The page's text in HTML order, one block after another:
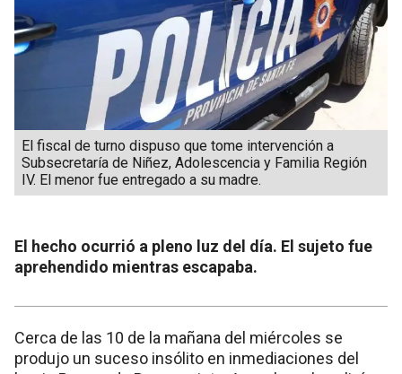
El fiscal de turno dispuso que tome intervención a
Subsecretaría de Niñez, Adolescencia y Familia Región
IV. El menor fue entregado a su madre.
El hecho ocurrió a pleno luz del día. El sujeto fue
aprehendido mientras escapaba.
Cerca de las 10 de la mañana del miércoles se
produjo un suceso insólito en inmediaciones del